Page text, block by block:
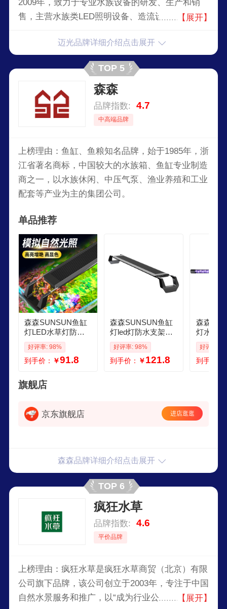
2009年，致力于专业水族设备的研发、生产和销
售，主营水族类LED照明设备、造流设备等6个系
家和地区。在全球水族设备行业具有较高的行业地
位与市场竞争力，与丹麦国家水族馆、美国大西洋
海洋馆等国外大型海洋馆合作项目经验。
【展开】
迈光品牌详细介绍点击展开
TOP 5
森森
品牌指数: 4.7
中高端品牌
上榜理由：鱼缸、鱼粮知名品牌，始于1985年，浙
江省著名商标，中国较大的水族箱、鱼缸专业制造
商之一，以水族休闲、中压气泵、渔业养殖和工业
配套等产业为主的集团公司。
单品推荐
森森SUNSUN鱼缸
灯LED水草灯防水
支架灯全光谱鱼缸
观赏灯爆藻照明草
缸灯 二代更显色7W
好评率: 98%
到手价： ￥91.8
森森SUNSUN鱼缸
灯led灯防水支架水
草灯全光谱爆藻观
赏潜水鱼草缸照明
二代更显色12W 建
好评率: 98%
到手价： ￥121.8
森森
灯水草
灯防水
爆藻灯
管 梦之
好评率:
到手价：
旗舰店
京东旗舰店 进店逛逛
森森品牌详细介绍点击展开
TOP 6
疯狂水草
品牌指数: 4.6
平价品牌
上榜理由：疯狂水草是疯狂水草商贸（北京）有限
公司旗下品牌，该公司创立于2003年，专注于中国
自然水景服务和推广，以“成为行业公认的中国自
【展开】